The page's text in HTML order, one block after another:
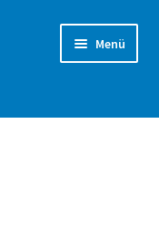
Menü